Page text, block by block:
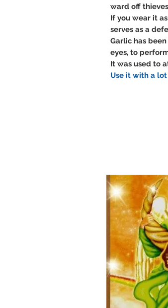
ward off
If you wear it
serves as a
Garlic has
eyes, to
It was used to
Use it with a